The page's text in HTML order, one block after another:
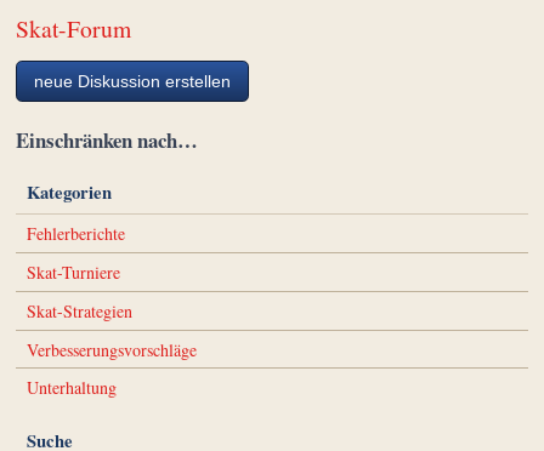
Skat-Forum
neue Diskussion erstellen
Einschränken nach…
Kategorien
Fehlerberichte
Skat-Turniere
Skat-Strategien
Verbesserungsvorschläge
Unterhaltung
Suche